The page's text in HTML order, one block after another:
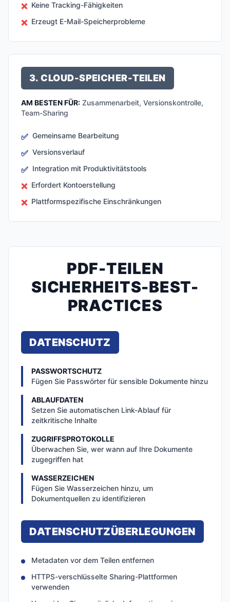
❌ Keine Tracking-Fähigkeiten
❌ Erzeugt E-Mail-Speicherprobleme
3. CLOUD-SPEICHER-TEILEN
AM BESTEN FÜR: Zusammenarbeit, Versionskontrolle,
Team-Sharing
✅ Gemeinsame Bearbeitung
✅ Versionsverlauf
✅ Integration mit Produktivitätstools
❌ Erfordert Kontoerstellung
❌ Plattformspezifische Einschränkungen
PDF-TEILEN
SICHERHEITS-BEST-
PRACTICES
DATENSCHUTZ
PASSWORTSCHUTZ
Fügen Sie Passwörter für sensible Dokumente hinzu
ABLAUFDATEN
Setzen Sie automatischen Link-Ablauf für
zeitkritische Inhalte
ZUGRIFFSPROTOKOLLE
Überwachen Sie, wer wann auf Ihre Dokumente
zugegriffen hat
WASSERZEICHEN
Fügen Sie Wasserzeichen hinzu, um
Dokumentquellen zu identifizieren
DATENSCHUTZÜBERLEGUNGEN
Metadaten vor dem Teilen entfernen
HTTPS-verschlüsselte Sharing-Plattformen
verwenden